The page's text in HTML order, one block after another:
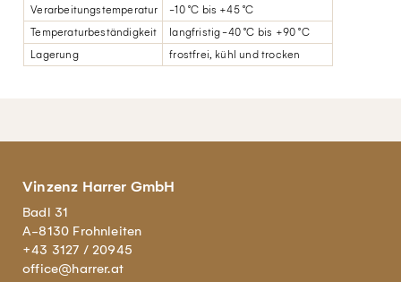
Verarbeitungstemperatur
-10 °C bis +45 °C
Temperaturbeständigkeit
langfristig -40 °C bis +90 °C
Lagerung
frostfrei, kühl und trocken
Vinzenz Harrer GmbH
Badl 31
A-8130 Frohnleiten
+43 3127 / 20945
office@harrer.at